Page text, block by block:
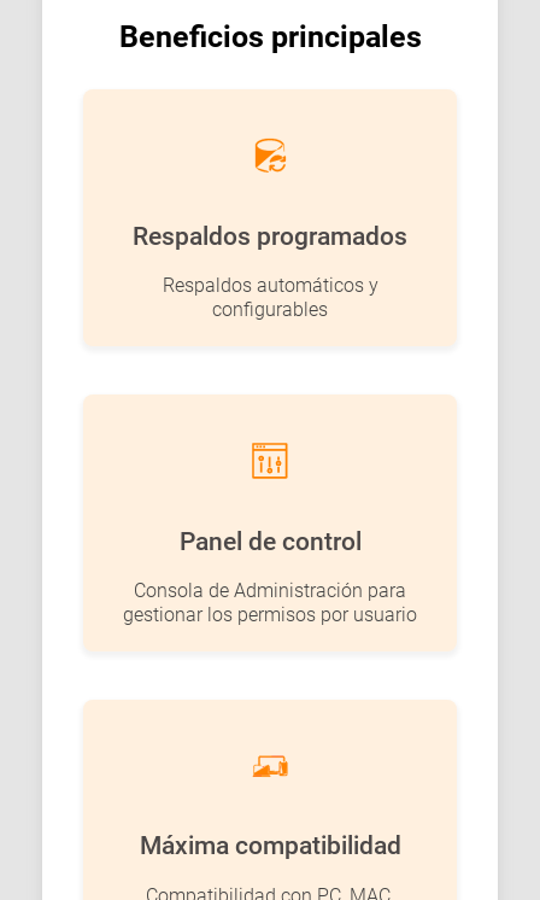
Beneficios principales
Respaldos programados
Respaldos automáticos y
configurables
Panel de control
Consola de Administración para
gestionar los permisos por usuario
Máxima compatibilidad